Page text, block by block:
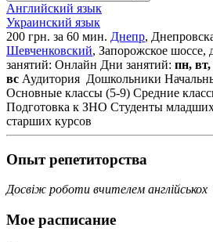
Английский язык
Украинский язык
200 грн. за 60 мин. Днепр,
Шевченковский, Запорожское шоссе,
занятий: Онлайн Дни занятий: пн, вт,
вс Аудитория Дошкольники
Основные классы (5-9) Средние
Подготовка к ЗНО Студенты
старших курсов
Опыт репетиторства
Досвіж роботи вчителем англійськох
Мое расписание